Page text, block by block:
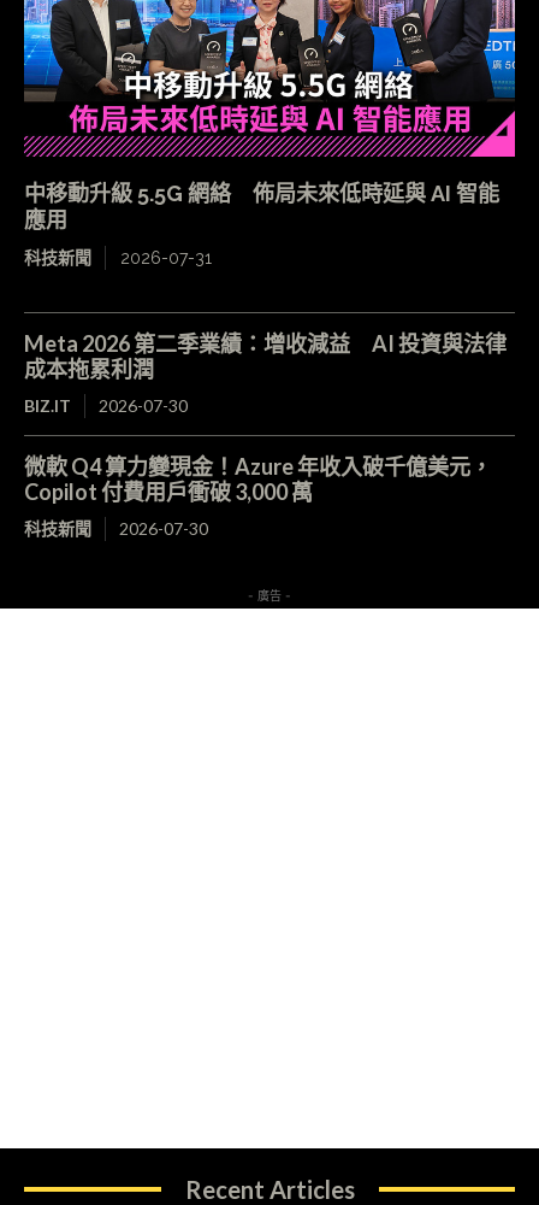
中移動升級 5.5G 網絡 佈局未來低時延與 AI 智能
應用
科技新聞 2026-07-31
Meta 2026 第二季業績：增收減益 AI 投資與法律
成本拖累利潤
BIZ.IT 2026-07-30
微軟 Q4 算力變現金！Azure 年收入破千億美元，
Copilot 付費用戶衝破 3,000 萬
科技新聞 2026-07-30
- 廣告 -
Recent Articles